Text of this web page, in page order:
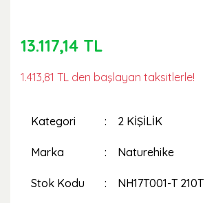
13.117,14 TL
1.413,81 TL den başlayan taksitlerle!
Kategori 2 KİŞİLİK
Marka Naturehike
Stok Kodu NH17T001-T 210T